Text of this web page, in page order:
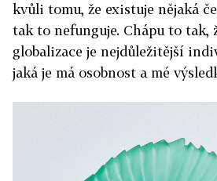
kvůli tomu, že existuje nějaká
tak to nefunguje. Chápu to tak,
globalizace je nejdůležitější
jaká je má osobnost a mé